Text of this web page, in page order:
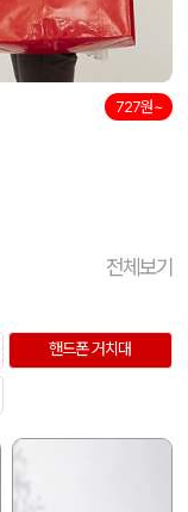
727원~
전체보기
핸드폰 거치대